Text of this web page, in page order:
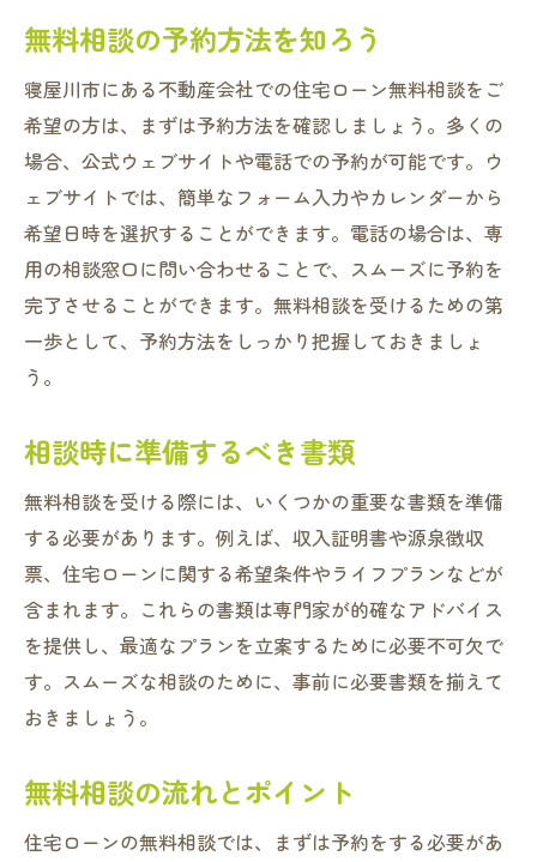
リスク管理の方法を学ぶ
最適な返済プランを提案してもらえる
将来の資金計画が明確になる
無料で専門的な意見を受けられる
専門家のアドバイスで安心！寝屋川市の住宅ロ
ーン無料相談
専門家の資格や経験について知ろう
具体的な事例で学ぶ成功のポイント
無料相談で得た情報の活用法
専門家に聞いてみたい質問リスト
住宅ローンの疑問を解決！寝屋川市にある不動
産会社の無料相談サービスの魅力
よくある質問とその答え
相談サービスの詳細と利用方法
利用者の声と体験談
費用のかかる相談との違い
住宅ローンに関する最新情報
初めての住宅ローンも安心！寝屋川市での無料
無料相談の予約方法を知ろう
寝屋川市にある不動産会社での住宅ローン無料相談をご
希望の方は、まずは予約方法を確認しましょう。多くの
場合、公式ウェブサイトや電話での予約が可能です。ウ
ェブサイトでは、簡単なフォーム入力やカレンダーから
希望日時を選択することができます。電話の場合は、専
用の相談窓口に問い合わせることで、スムーズに予約を
完了させることができます。無料相談を受けるための第
一歩として、予約方法をしっかり把握しておきましょ
う。
相談時に準備するべき書類
無料相談を受ける際には、いくつかの重要な書類を準備
する必要があります。例えば、収入証明書や源泉徴収
票、住宅ローンに関する希望条件やライフプランなどが
含まれます。これらの書類は専門家が的確なアドバイス
を提供し、最適なプランを立案するために必要不可欠で
す。スムーズな相談のために、事前に必要書類を揃えて
おきましょう。
無料相談の流れとポイント
住宅ローンの無料相談では、まずは予約をする必要があ